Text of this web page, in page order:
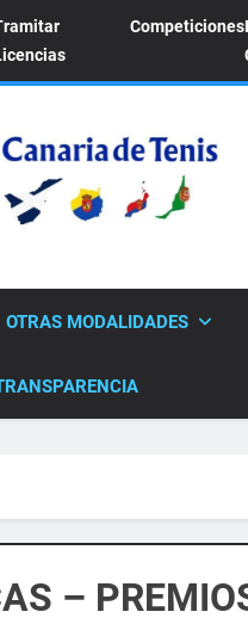
Competiciones
OTRAS MODALIDADES
–